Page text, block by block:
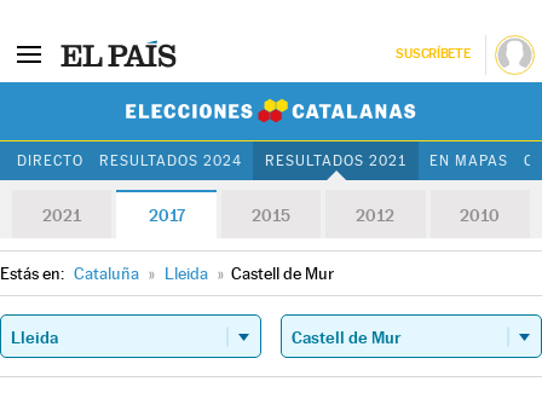
SUSCRÍBETE
DIRECTO RESULTADOS 2024 RESULTADOS 2021 EN MAPAS
2021 2017 2015 2012 2010
Estás en: Cataluña » Lleida » Castell de Mur